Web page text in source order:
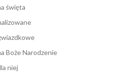
święta
Boże Narodzenie
niej